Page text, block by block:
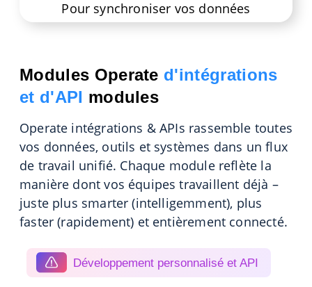
Pour synchroniser vos données
Modules Operate d'intégrations
et d'API modules
Operate intégrations & APIs rassemble toutes
vos données, outils et systèmes dans un flux
de travail unifié. Chaque module reflète la
manière dont vos équipes travaillent déjà –
juste plus smarter (intelligemment), plus
faster (rapidement) et entièrement connecté.
Développement personnalisé et API